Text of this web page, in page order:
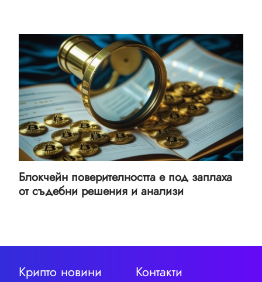
Блокчейн поверителността е под заплаха
от съдебни решения и анализи
Крипто новини Контакти